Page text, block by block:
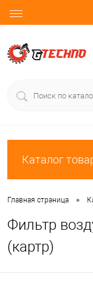
Каталог
Главная страница •
Фильтр
(картр)